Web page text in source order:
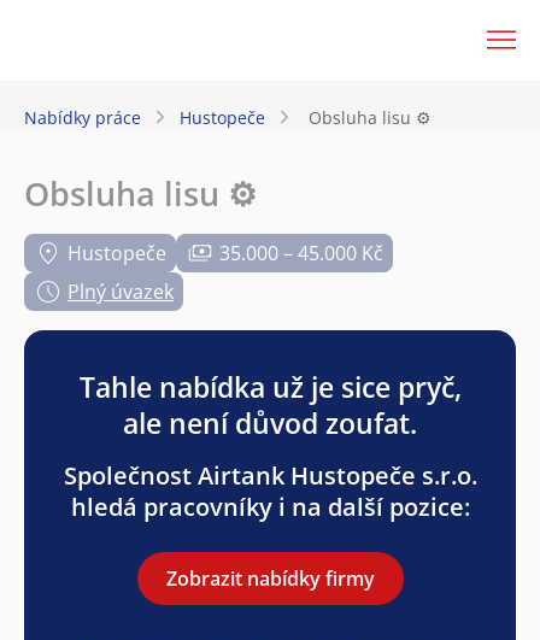
Nabídky práce Hustopeče Obsluha lisu ⚙️
Obsluha lisu ⚙️
Hustopeče
35.000 – 45.000 Kč
Plný úvazek
Tahle nabídka už je sice pryč,
ale není důvod zoufat.
Společnost Airtank Hustopeče s.r.o.
hledá pracovníky i na další pozice:
Zobrazit nabídky firmy